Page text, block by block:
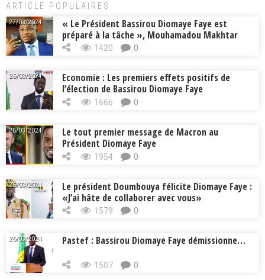
ARTICLE POPULAIRES
27/03/2024
« Le Président Bassirou Diomaye Faye est
préparé à la tâche », Mouhamadou Makhtar
Cissé, Min. Intérieur
1420 0
26/03/2024
Economie : Les premiers effets positifs de
l’élection de Bassirou Diomaye Faye
1666 0
26/03/2024
Le tout premier message de Macron au
Président Diomaye Faye
1954 0
26/03/2024
Le président Doumbouya félicite Diomaye Faye :
«J’ai hâte de collaborer avec vous»
1579 0
26/03/2024 Pastef : Bassirou Diomaye Faye démissionne…
1507 0